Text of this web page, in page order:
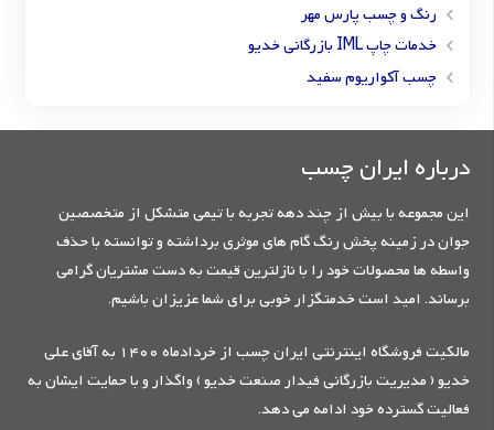
رنگ و چسب پارس مهر
خدمات چاپ IML بازرگانی خدیو
چسب آکواریوم سفید
درباره ایران چسب
این مجموعه با بیش از چند دهه تجربه با تیمی متشکل از متخصصین
جوان در زمینه پخش رنگ گام های موثری برداشته و توانسته با حذف
واسطه ها محصولات خود را با نازلترین قیمت به دست مشتریان گرامی
برساند. امید است خدمتگزار خوبی برای شما عزیزان باشیم.
مالکیت فروشگاه اینترنتی ایران چسب از خردادماه 1400 به آقای علی
خدیو ( مدیریت بازرگانی فیدار صنعت خدیو ) واگذار و با حمایت ایشان به
فعالیت گسترده خود ادامه می دهد.